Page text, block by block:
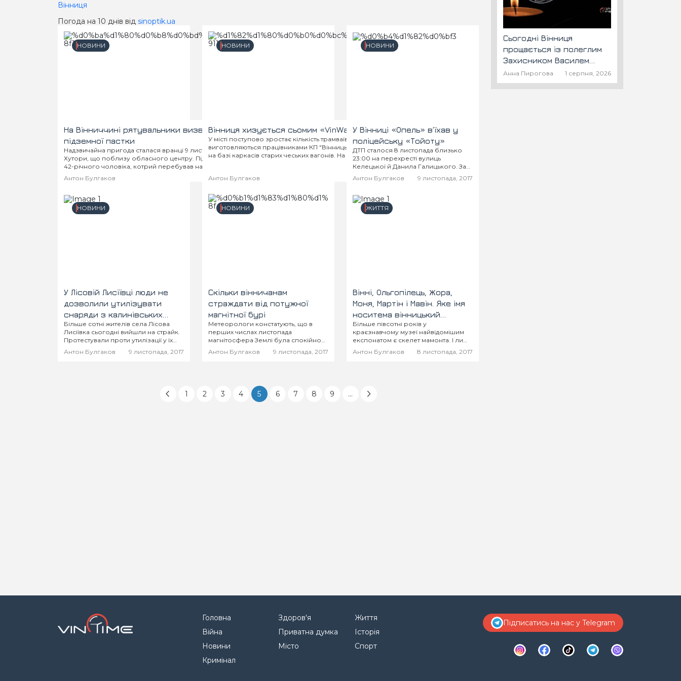
Вінниця
Погода на 10 днів від sinoptik.ua
НОВИНИ
На Вінниччині рятувальники визволили людину з
підземної пастки
Надзвичайна пригода сталася вранці 9 листопада в селі Вінницькі
Хутори, що поблизу обласного центру. Під час чистки криниці на
42-річного чоловіка, котрий перебував на 18-й глибині,
несподівано впало велике відро...
Антон Булгаков 9 листопада, 2017
НОВИНИ
Вінниця хизується сьомим «VinWay»
У місті поступово зростає кількість трамваїв «VinWay», які
виготовляються працівниками КП "Вінницька транспортна компанія"
на базі каркасів старих чеських вагонів. На них встановлюють сучасні
електродвигуни та інші деталі й механізми – як...
Антон Булгаков
9 листопада, 2017
НОВИНИ
У Вінниці «Опель» в’їхав у
поліцейську «Тойоту»
ДТП сталося 8 листопада близько
23:00 на перехресті вулиць
Келецької й Данила Галицького. За
попередньою версією, водій буса
«Опель Віваро» порушив правила,
патрульному автомобілю «Тойота
Пріус», що...
Антон Булгаков 9 листопада, 2017
НОВИНИ
У Лісовій Лисіївці люди не
дозволили утилізувати
снаряди з калинівських
складів поруч із хатами
Більше сотні жителів села Лісова
Лисіївка сьогодні вийшли на страйк.
Протестували проти утилізації у їх
селі снарядів з 48-арсеналу, що під
Калинівкою
Антон Булгаков 9 листопада, 2017
НОВИНИ
Скільки вінничанам
страждати від потужної
магнітної бурі
Метеорологи констатують, що в
перших числах листопада
магнітосфера Землі була спокійною.
Втім, 7 листопада планету накрила
магнітна буря середньої
Антон Булгаков 9 листопада, 2017
ЖИТТЯ
Вінні, Ольгопілець, Жора,
Моня, Мартін і Мавін. Яке імя
носитема вінницький
мамонт?
Більше півсотні років у
краєзнавчому музеї найвідомішим
експонатом є скелет мамонта. І лише
цьогоріч музейникам прийшла ідея -
назвати свою "візитівку". Для цього
Антон Булгаков 8 листопада, 2017
1 2 3 4 5 6 7 8 9 ...
Сьогодні Вінниця
прощається із полеглим
Захисником Василем
Барановським "Шторм"
Анна Пирогова 1 серпня, 2026
Головна
Війна
Новини
Кримінал
Здоров'я
Приватна думка
Місто
Життя
Історія
Спорт
Підписатись на нас у Telegram